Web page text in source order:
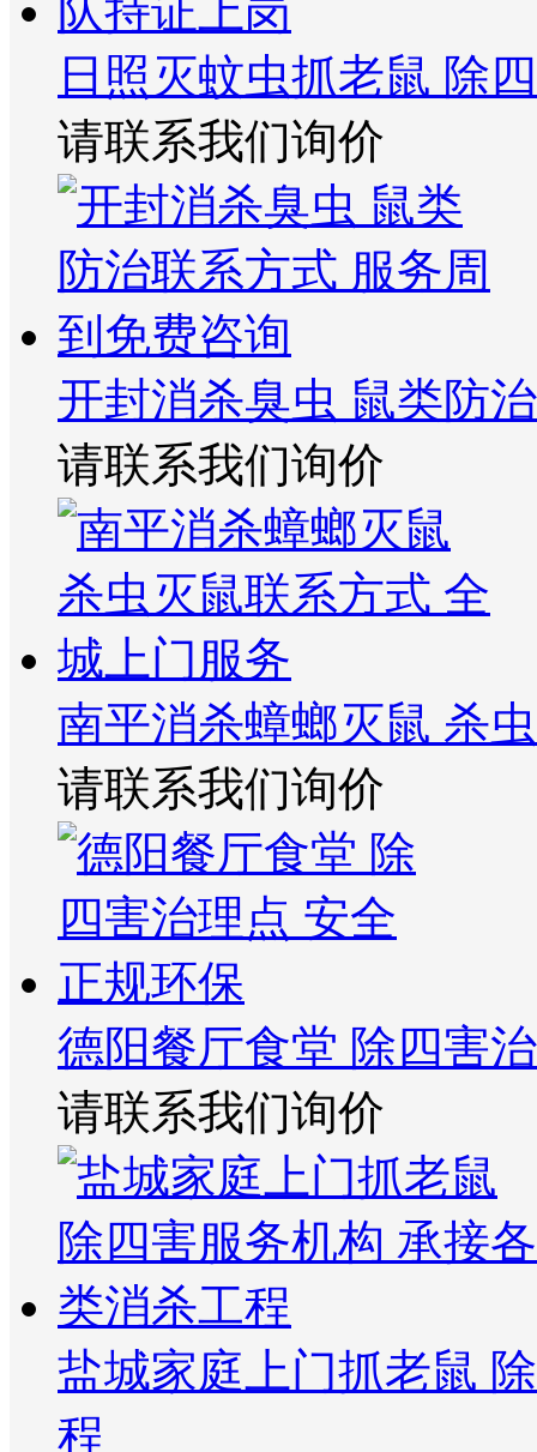
日照灭蚊虫抓老鼠 除
请联系我们询价
开封消杀臭虫 鼠类防
请联系我们询价
南平消杀蟑螂灭鼠 杀
请联系我们询价
德阳餐厅食堂 除四害
请联系我们询价
盐城家庭上门抓老鼠
程